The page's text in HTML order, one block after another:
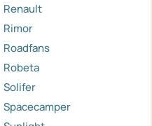
Renault
Rimor
Roadfans
Robeta
Solifer
Spacecamper